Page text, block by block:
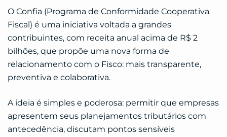
O Confia (Programa de Conformidade Cooperativa
Fiscal) é uma iniciativa voltada a grandes
contribuintes, com receita anual acima de R$ 2
bilhões, que propõe uma nova forma de
relacionamento com o Fisco: mais transparente,
preventiva e colaborativa.
A ideia é simples e poderosa: permitir que empresas
apresentem seus planejamentos tributários com
antecedência, discutam pontos sensíveis